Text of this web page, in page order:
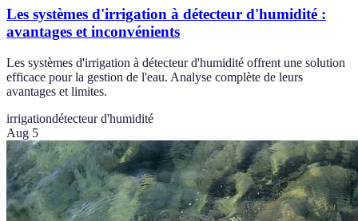
Les systèmes d'irrigation à détecteur d'humidité :
avantages et inconvénients
Les systèmes d'irrigation à détecteur d'humidité offrent une solution
efficace pour la gestion de l'eau. Analyse complète de leurs
avantages et limites.
irrigationdétecteur d'humidité
Aug 5